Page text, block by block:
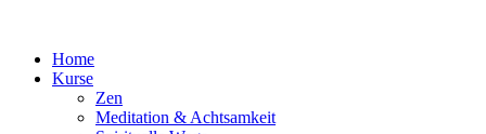
Home
Kurse
Zen
Meditation & Achtsamkeit